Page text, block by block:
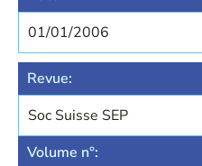
01/01/2006
Revue:
Soc Suisse SEP
Volume n°: